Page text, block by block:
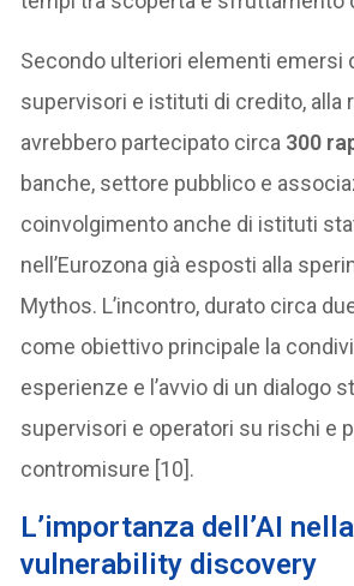
Secondo ulteriori elementi emersi
supervisori e istituti di credito, alla
avrebbero partecipato circa 300
banche, settore pubblico e
coinvolgimento anche di istituti
nell’Eurozona già esposti alla
Mythos. L’incontro, durato circa
come obiettivo principale la
esperienze e l’avvio di un dialogo
supervisori e operatori su rischi e
contromisure [10].
L’importanza dell’AI nella
vulnerability discovery